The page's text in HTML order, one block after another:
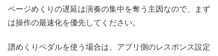
ページめくりの遅延は演奏の集中を奪う主因なので、まず
は操作の最速化を優先してください。
譜めくりペダルを使う場合は、アプリ側のレスポンス設定